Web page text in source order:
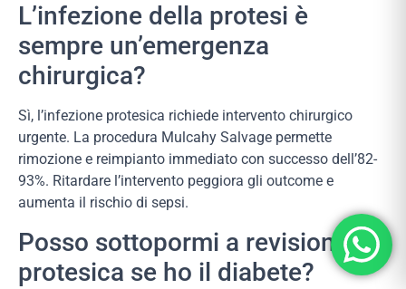
L’infezione della protesi è
sempre un’emergenza
chirurgica?
Sì, l’infezione protesica richiede intervento chirurgico
urgente. La procedura Mulcahy Salvage permette
rimozione e reimpianto immediato con successo dell’82-
93%. Ritardare l’intervento peggiora gli outcome e
aumenta il rischio di sepsi.
Posso sottopormi a revisione
protesica se ho il diabete?